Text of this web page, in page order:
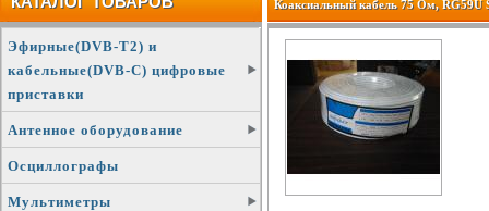
Эфирные(DVB-T2) и
кабельные(DVB-C) цифровые
приставки
Антенное оборудование
Осциллографы
Мультиметры
Коаксиальный кабель 75 Ом, RG59U